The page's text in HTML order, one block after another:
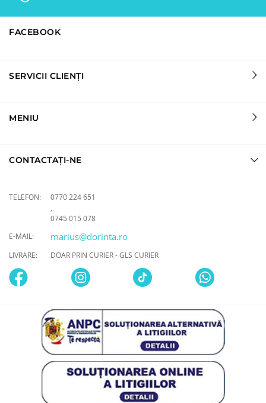
FACEBOOK
SERVICII CLIENȚI
MENIU
CONTACTAȚI-NE
TELEFON:
0770 224 651
,
0745 015 078
E-MAIL:
marius@dorinta.ro
LIVRARE: DOAR PRIN CURIER - GLS CURIER